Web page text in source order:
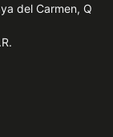
del Carmen, Q